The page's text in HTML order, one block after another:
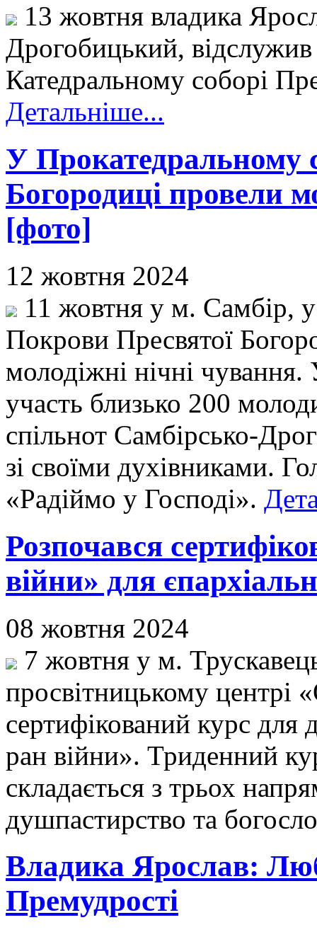
13 жовтня владика
Дрогобицький,
Катедральному соборі
Детальніше...
У Прокатедральному
Богородиці провели
[фото]
12 жовтня 2024
11 жовтня у м. Самбір,
Покрови Пресвятої
молодіжні нічні
участь близько 200
спільнот Самбірсько-
зі своїми духівниками.
«Радіймо у Господі».
Розпочався
війни» для
08 жовтня 2024
7 жовтня у м.
просвітницькому центрі
сертифікований курс
ран війни». Триденний
складається з трьох
душпастирство та
Владика Ярослав:
Премудрості